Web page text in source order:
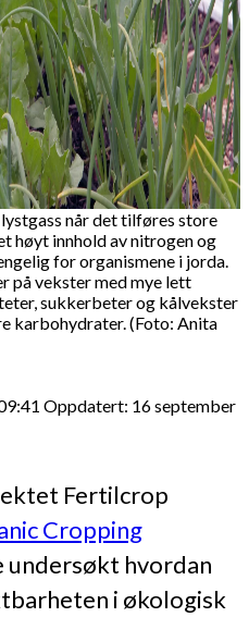
når det tilføres store
høyt innhold av nitrogen og
for organismene i jorda.
på vekster med mye lett
sukkerbeter og kålvekster
karbohydrater. (Foto: Anita
Oppdatert: 16 september
Fertilcrop
Cropping
undersøkt hvordan
i økologisk